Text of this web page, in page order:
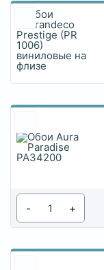
- +